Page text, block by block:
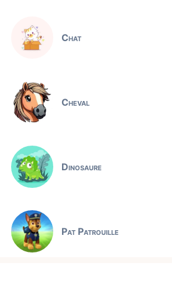
Chat
Cheval
Dinosaure
Pat Patrouille